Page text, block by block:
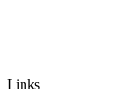
Links